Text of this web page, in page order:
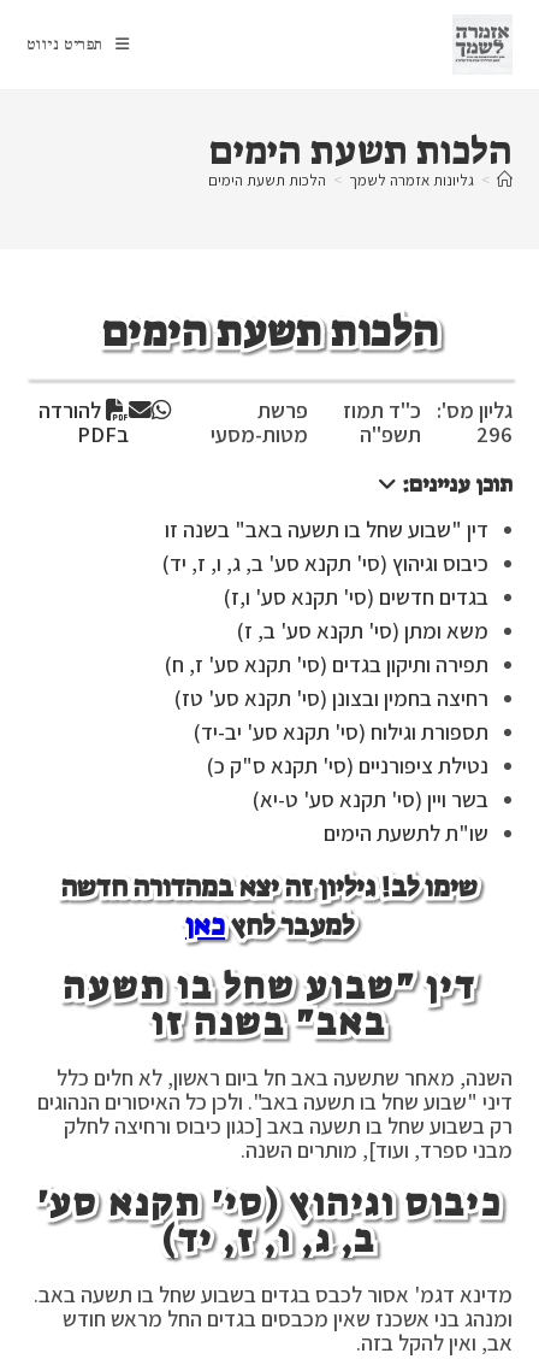
content
תפריט ניווט
הלכות תשעת הימים
> גליונות אזמרה לשמך > הלכות תשעת הימים
הלכות תשעת הימים
גליון מס':
296
כ"ד תמוז
תשפ"ה
פרשת
מטות-מסעי
להורדה
בPDF
תוכן עניינים:
דין "שבוע שחל בו תשעה באב" בשנה זו
כיבוס וגיהוץ (סי' תקנא סע' ב, ג, ו, ז, יד)
בגדים חדשים (סי' תקנא סע' ו,ז)
משא ומתן (סי' תקנא סע' ב, ז)
תפירה ותיקון בגדים (סי' תקנא סע' ז, ח)
רחיצה בחמין ובצונן (סי' תקנא סע' טז)
תספורת וגילוח (סי' תקנא סע' יב-יד)
נטילת ציפורניים (סי' תקנא ס"ק כ)
בשר ויין (סי' תקנא סע' ט-יא)
שו"ת לתשעת הימים
שימו לב! גיליון זה יצא במהדורה חדשה
למעבר לחץכאן
דין "שבוע שחל בו תשעה
באב" בשנה זו
השנה, מאחר שתשעה באב חל ביום ראשון, לא חלים כלל
דיני "שבוע שחל בו תשעה באב". ולכן כל האיסורים הנהוגים
רק בשבוע שחל בו תשעה באב [כגון כיבוס ורחיצה לחלק
מבני ספרד, ועוד], מותרים השנה.
כיבוס וגיהוץ (סי' תקנא סע'
ב, ג, ו, ז, יד)
מדינא דגמ' אסור לכבס בגדים בשבוע שחל בו תשעה באב.
ומנהג בני אשכנז שאין מכבסים בגדים החל מראש חודש
אב, ואין להקל בזה.